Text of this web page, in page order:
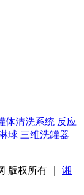
体清洗系统 反应
球 三维洗罐器
版权所有 ｜ 湘